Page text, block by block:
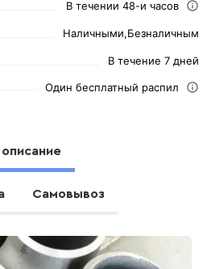
В течении 48-и часов
Наличными,Безналичным
В течение 7 дней
Один бесплатный распил
Самовывоз